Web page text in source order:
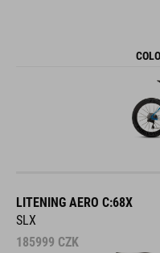
LITENING AERO C:68X
SLX
185999 CZK